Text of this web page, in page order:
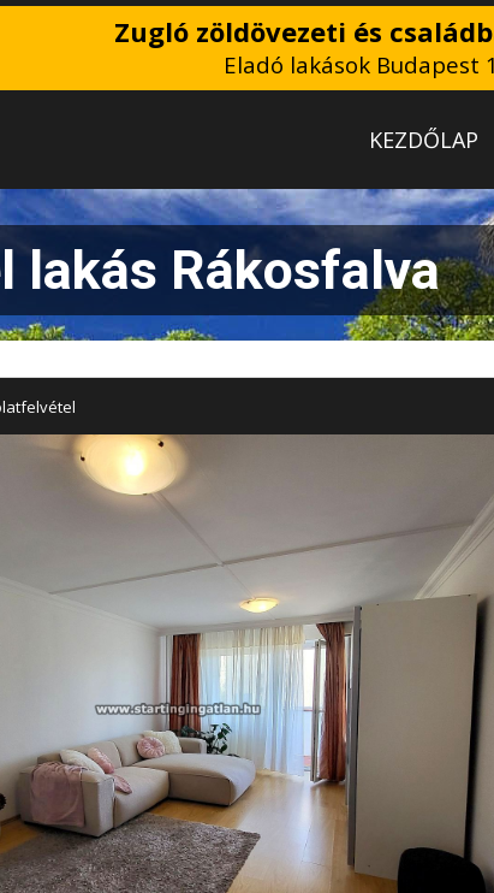
Zugló zöldövezeti és
Eladó lakások Budapest
KEZDŐLAP
lakás Rákosfalva